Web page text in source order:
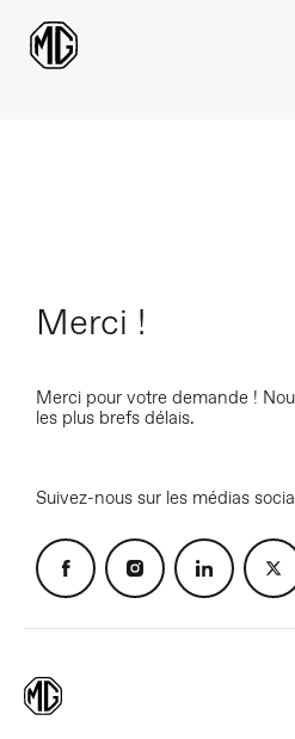
Merci !
Merci pour votre demande !
les plus brefs délais.
Suivez-nous sur les médias